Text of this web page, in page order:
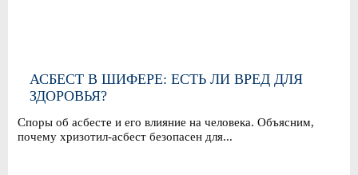
АСБЕСТ В ШИФЕРЕ: ЕСТЬ ЛИ ВРЕД ДЛЯ
ЗДОРОВЬЯ?
Споры об асбесте и его влияние на человека. Объясним,
почему хризотил-асбест безопасен для...